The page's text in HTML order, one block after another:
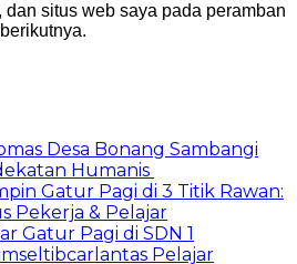
dan situs web saya pada peramban
Desa Bonang Sambangi
Humanis
Gatur Pagi di 3 Titik Rawan:
Pekerja & Pelajar
Gatur Pagi di SDN 1
Pelajar